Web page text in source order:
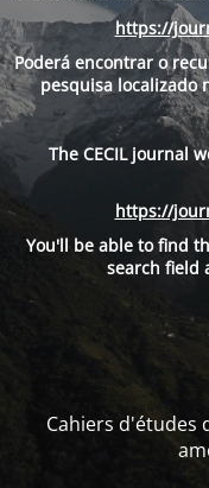
https://
Poderá encontrar o
pesquisa localizado
The CECIL journal
https://
You'll be able to find
search field
Cahiers d'études